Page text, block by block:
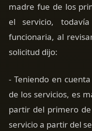
madre fue de los
el servicio,
funcionaria, al
solicitud dijo:
- Teniendo en
de los servicios, es
partir del primero
servicio a partir del